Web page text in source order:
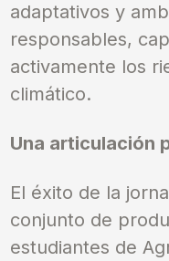
adaptativos y
responsables,
activamente los
climático.
Una articulación
El éxito de la
conjunto de
estudiantes de